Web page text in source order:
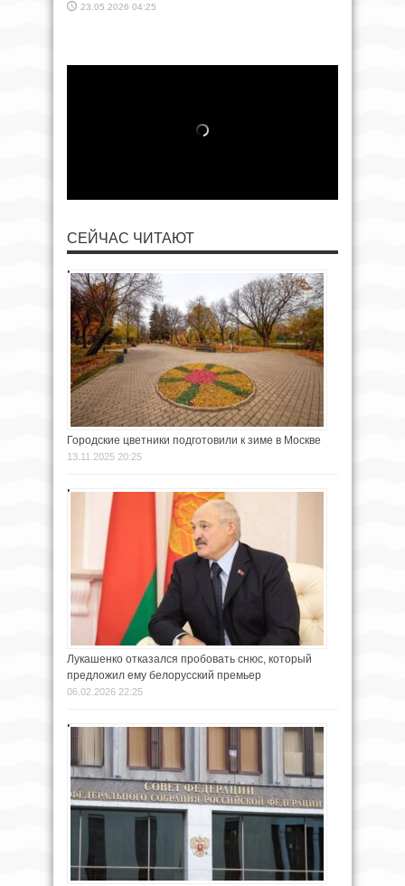
23.05.2026 04:25
СЕЙЧАС ЧИТАЮТ
Городские цветники подготовили к зиме в Москве
13.11.2025 20:25
Лукашенко отказался пробовать снюс, который
предложил ему белорусский премьер
06.02.2026 22:25